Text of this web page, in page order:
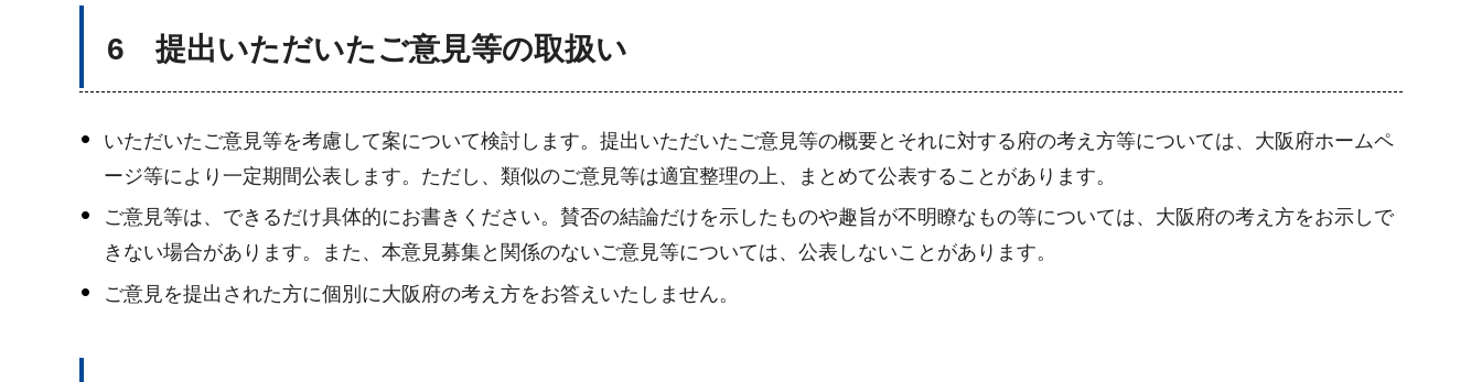
6 提出いただいたご意見等の取扱い
いただいたご意見等を考慮して案について検討します。提出いただいたご意見等の概要とそれに対する府の考え方等については、大阪府ホームペ
ージ等により一定期間公表します。ただし、類似のご意見等は適宜整理の上、まとめて公表することがあります。
ご意見等は、できるだけ具体的にお書きください。賛否の結論だけを示したものや趣旨が不明瞭なもの等については、大阪府の考え方をお示しで
きない場合があります。また、本意見募集と関係のないご意見等については、公表しないことがあります。
ご意見を提出された方に個別に大阪府の考え方をお答えいたしません。